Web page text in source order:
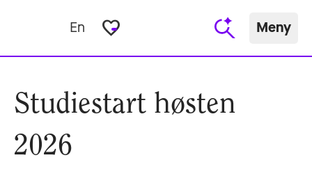
En favorite_border Meny
Studiestart høsten
2026